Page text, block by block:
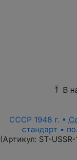
1 В
СССР 1948 г. •
стандарт •
(Артикул: ST-